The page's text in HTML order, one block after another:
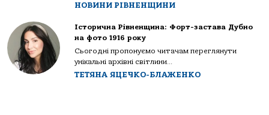
НОВИНИ РІВНЕНЩИНИ
Історична Рівненщина: Форт-застава Дубно
на фото 1916 року
Сьогодні пропонуємо читачам переглянути
унікальні архівні світлини...
ТЕТЯНА ЯЦЕЧКО-БЛАЖЕНКО